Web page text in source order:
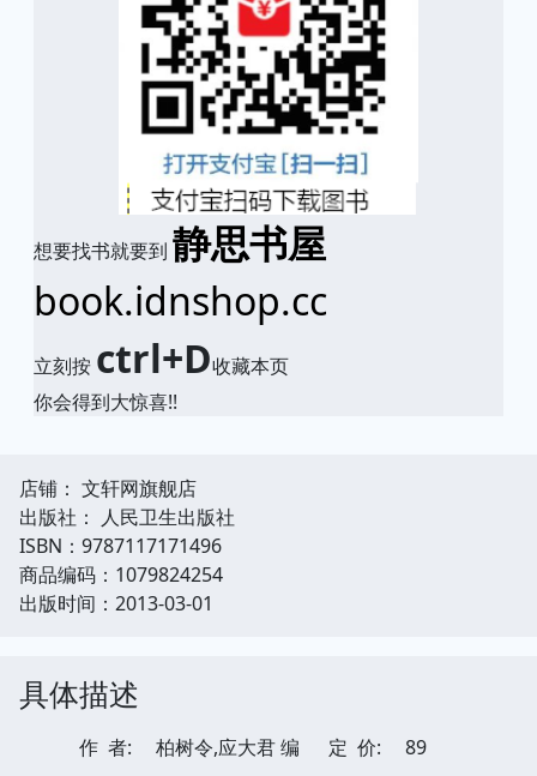
想要找书就要到 静思书屋
book.idnshop.cc
立刻按 ctrl+D收藏本页
你会得到大惊喜!!
店铺： 文轩网旗舰店
出版社： 人民卫生出版社
ISBN：9787117171496
商品编码：1079824254
出版时间：2013-03-01
具体描述
作 者: 柏树令,应大君 编 定 价: 89